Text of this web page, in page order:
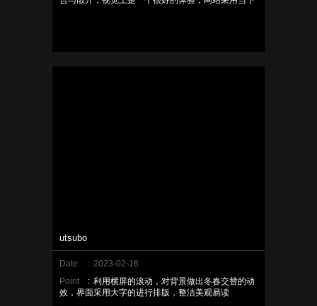
utsubo
Date : 2023-02-16
Point
: 利用横屏的滚动，对背景做出冬春交替的动
效，界面采用大字的进行排版，整洁美观易读